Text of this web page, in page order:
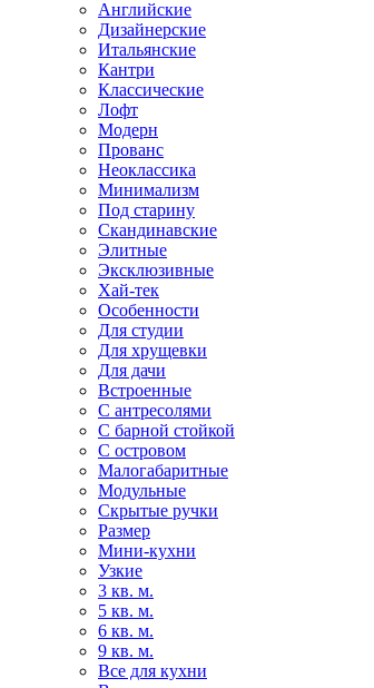
Английские
Дизайнерские
Итальянские
Кантри
Классические
Лофт
Модерн
Прованс
Неоклассика
Минимализм
Под старину
Скандинавские
Элитные
Эксклюзивные
Хай-тек
Особенности
Для студии
Для хрущевки
Для дачи
Встроенные
С антресолями
С барной стойкой
С островом
Малогабаритные
Модульные
Скрытые ручки
Размер
Мини-кухни
Узкие
3 кв. м.
5 кв. м.
6 кв. м.
9 кв. м.
Все для кухни